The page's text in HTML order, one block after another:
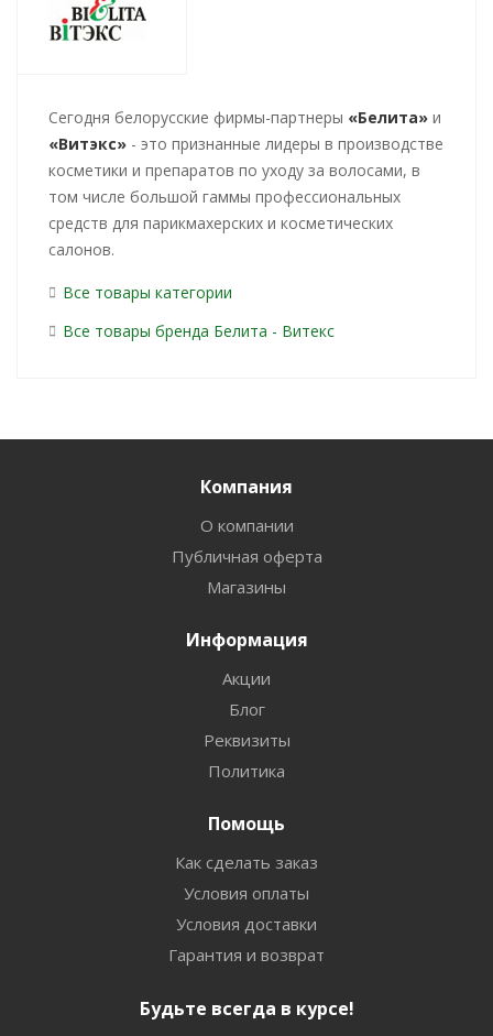
Cегодня белорусские фирмы-партнеры «Белита» и
«Витэкс» - это признанные лидеры в производстве
косметики и препаратов по уходу за волосами, в
том числе большой гаммы профессиональных
средств для парикмахерских и косметических
салонов.
Все товары категории
Все товары бренда Белита - Витекс
Компания
О компании
Публичная оферта
Магазины
Информация
Акции
Блог
Реквизиты
Политика
Помощь
Как сделать заказ
Условия оплаты
Условия доставки
Гарантия и возврат
Будьте всегда в курсе!